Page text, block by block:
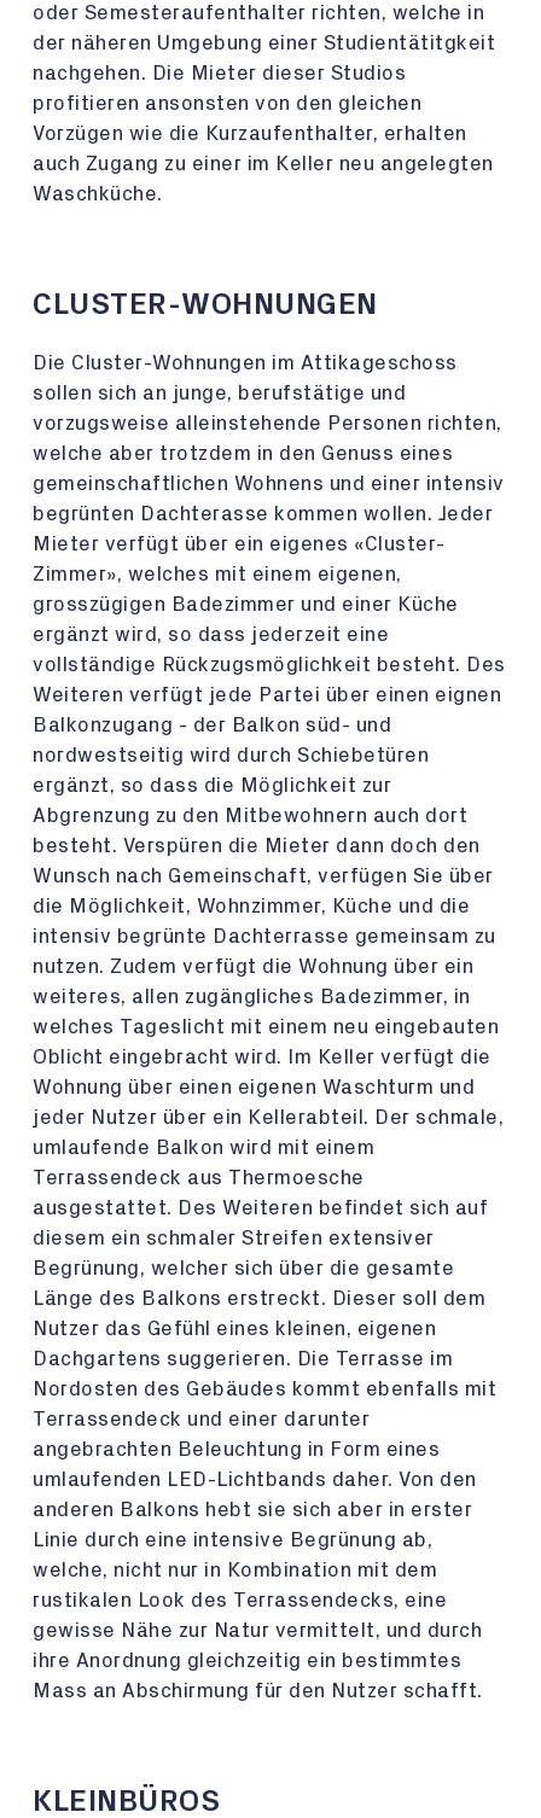
oder Semesteraufenthalter richten, welche in
der näheren Umgebung einer Studientätitgkeit
nachgehen. Die Mieter dieser Studios
profitieren ansonsten von den gleichen
Vorzügen wie die Kurzaufenthalter, erhalten
auch Zugang zu einer im Keller neu angelegten
Waschküche.
CLUSTER-WOHNUNGEN
Die Cluster-Wohnungen im Attikageschoss
sollen sich an junge, berufstätige und
vorzugsweise alleinstehende Personen richten,
welche aber trotzdem in den Genuss eines
gemeinschaftlichen Wohnens und einer intensiv
begrünten Dachterasse kommen wollen. Jeder
Mieter verfügt über ein eigenes «Cluster-
Zimmer», welches mit einem eigenen,
grosszügigen Badezimmer und einer Küche
ergänzt wird, so dass jederzeit eine
vollständige Rückzugsmöglichkeit besteht. Des
Weiteren verfügt jede Partei über einen eignen
Balkonzugang - der Balkon süd- und
nordwestseitig wird durch Schiebetüren
ergänzt, so dass die Möglichkeit zur
Abgrenzung zu den Mitbewohnern auch dort
besteht. Verspüren die Mieter dann doch den
Wunsch nach Gemeinschaft, verfügen Sie über
die Möglichkeit, Wohnzimmer, Küche und die
intensiv begrünte Dachterrasse gemeinsam zu
nutzen. Zudem verfügt die Wohnung über ein
weiteres, allen zugängliches Badezimmer, in
welches Tageslicht mit einem neu eingebauten
Oblicht eingebracht wird. Im Keller verfügt die
Wohnung über einen eigenen Waschturm und
jeder Nutzer über ein Kellerabteil. Der schmale,
umlaufende Balkon wird mit einem
Terrassendeck aus Thermoesche
ausgestattet. Des Weiteren befindet sich auf
diesem ein schmaler Streifen extensiver
Begrünung, welcher sich über die gesamte
Länge des Balkons erstreckt. Dieser soll dem
Nutzer das Gefühl eines kleinen, eigenen
Dachgartens suggerieren. Die Terrasse im
Nordosten des Gebäudes kommt ebenfalls mit
Terrassendeck und einer darunter
angebrachten Beleuchtung in Form eines
umlaufenden LED-Lichtbands daher. Von den
anderen Balkons hebt sie sich aber in erster
Linie durch eine intensive Begrünung ab,
welche, nicht nur in Kombination mit dem
rustikalen Look des Terrassendecks, eine
gewisse Nähe zur Natur vermittelt, und durch
ihre Anordnung gleichzeitig ein bestimmtes
Mass an Abschirmung für den Nutzer schafft.
KLEINBÜROS